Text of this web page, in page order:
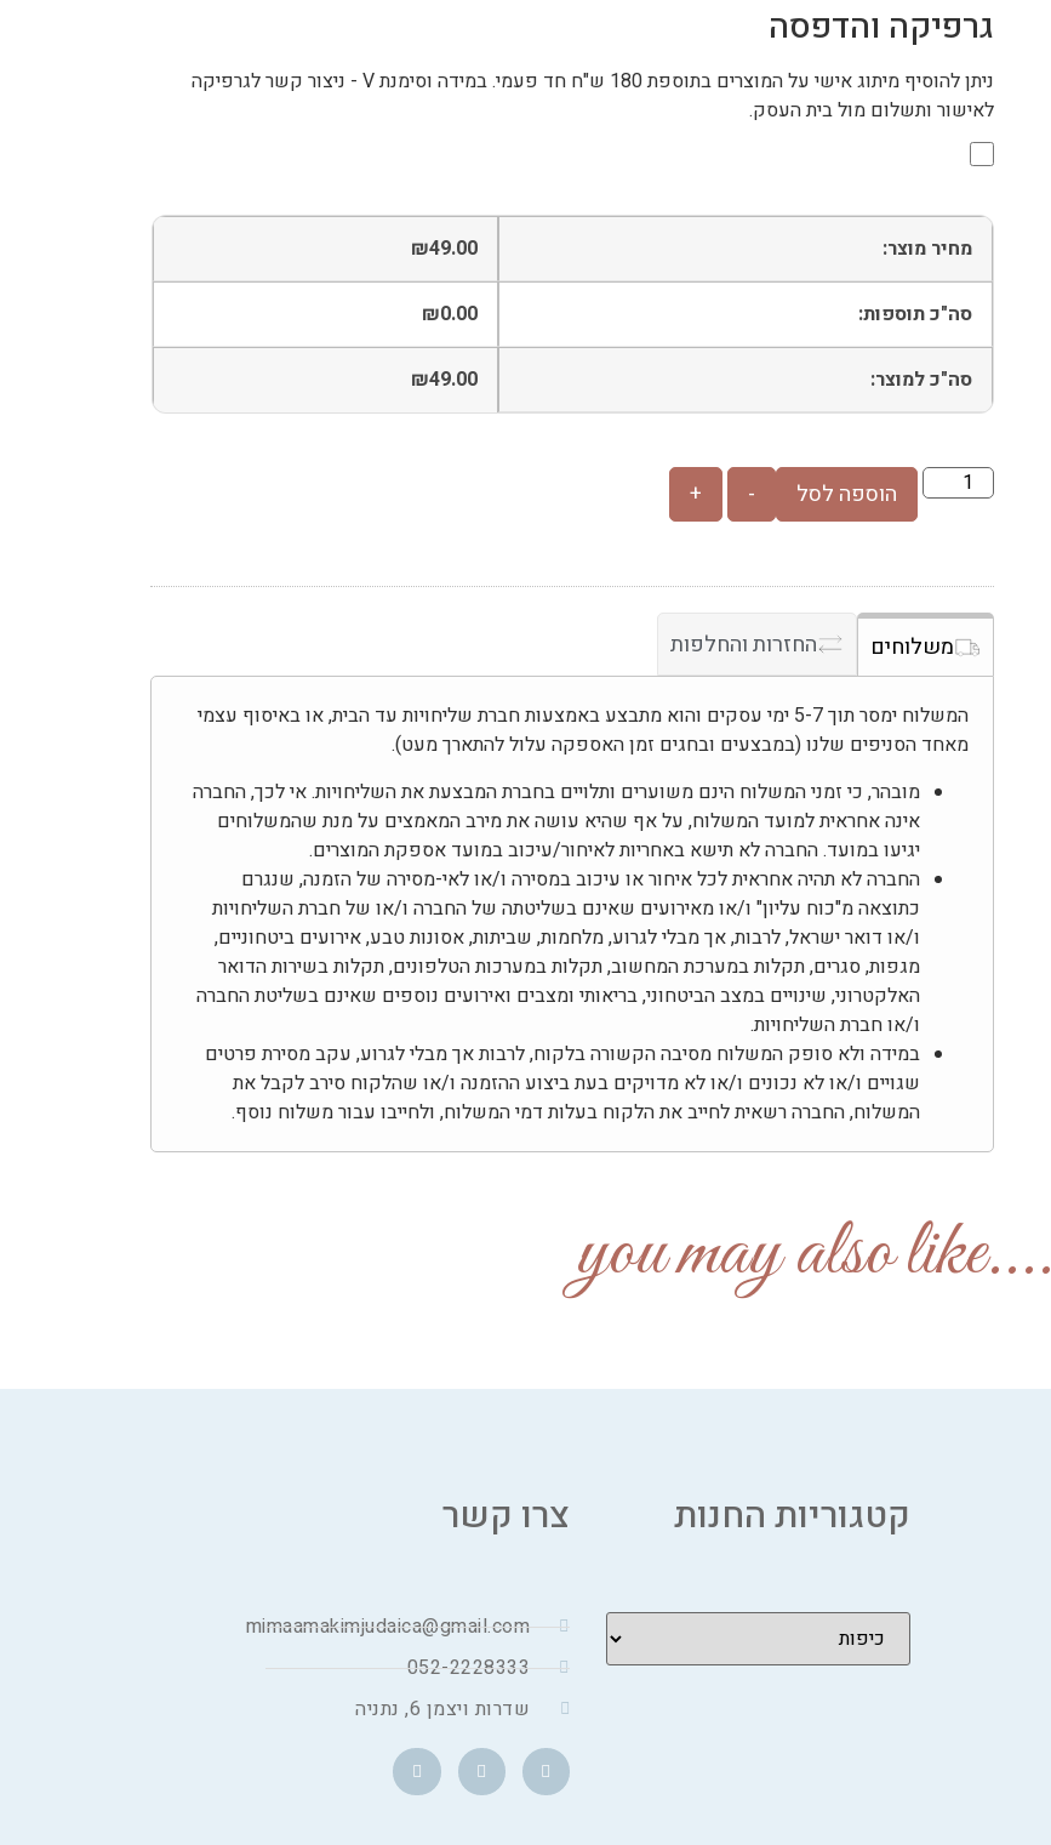
גרפיקה והדפסה
ניתן להוסיף מיתוג אישי על המוצרים בתוספת 180 ש"ח חד פעמי. במידה וסימנת V - ניצור קשר לגרפיקה
לאישור ותשלום מול בית העסק.
מחיר מוצר: ₪49.00
סה"כ תוספות: ₪0.00
סה"כ למוצר: ₪49.00
-
+ הוספה לסל
משלוחים החזרות והחלפות
המשלוח ימסר תוך 5-7 ימי עסקים והוא מתבצע באמצעות חברת שליחויות עד הבית, או באיסוף עצמי
מאחד הסניפים שלנו (במבצעים ובחגים זמן האספקה עלול להתארך מעט).
מובהר, כי זמני המשלוח הינם משוערים ותלויים בחברת המבצעת את השליחויות. אי לכך, החברה
אינה אחראית למועד המשלוח, על אף שהיא עושה את מירב המאמצים על מנת שהמשלוחים
יגיעו במועד. החברה לא תישא באחריות לאיחור/עיכוב במועד אספקת המוצרים.
החברה לא תהיה אחראית לכל איחור או עיכוב במסירה ו/או לאי-מסירה של הזמנה, שנגרם
כתוצאה מ"כוח עליון" ו/או מאירועים שאינם בשליטתה של החברה ו/או של חברת השליחויות
ו/או דואר ישראל, לרבות, אך מבלי לגרוע, מלחמות, שביתות, אסונות טבע, אירועים ביטחוניים,
מגפות, סגרים, תקלות במערכת המחשוב, תקלות במערכות הטלפונים, תקלות בשירות הדואר
האלקטרוני, שינויים במצב הביטחוני, בריאותי ומצבים ואירועים נוספים שאינם בשליטת החברה
ו/או חברת השליחויות.
במידה ולא סופק המשלוח מסיבה הקשורה בלקוח, לרבות אך מבלי לגרוע, עקב מסירת פרטים
שגויים ו/או לא נכונים ו/או לא מדויקים בעת ביצוע ההזמנה ו/או שהלקוח סירב לקבל את
המשלוח, החברה רשאית לחייב את הלקוח בעלות דמי המשלוח, ולחייבו עבור משלוח נוסף.
....you may also like
קטגוריות החנות צרו קשר
mimaamakimjudaica@gmail.com
052-2228333
שדרות ויצמן 6, נתניה